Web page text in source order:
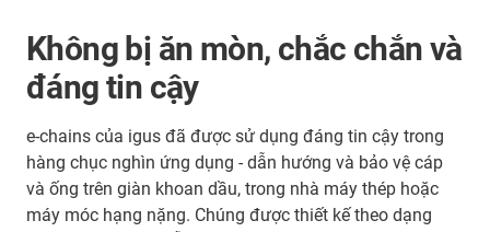
Không bị ăn mòn, chắc chắn và
đáng tin cậy
e-chains của igus đã được sử dụng đáng tin cậy trong
hàng chục nghìn ứng dụng - dẫn hướng và bảo vệ cáp
và ống trên giàn khoan dầu, trong nhà máy thép hoặc
máy móc hạng nặng. Chúng được thiết kế theo dạng